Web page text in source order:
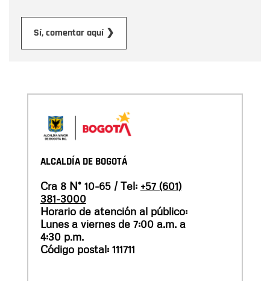
Sí, comentar aquí ❯
ALCALDÍA DE BOGOTÁ
Cra 8 N° 10-65 / Tel: +57 (601)
381-3000
Horario de atención al público:
Lunes a viernes de 7:00 a.m. a
4:30 p.m.
Código postal: 111711